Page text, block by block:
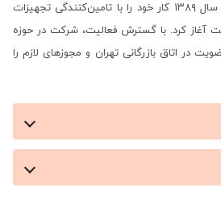
هلدینگ پترو سازه ساحل، در سال ۱۳۸۹ کار خود را با تامین‌کنندگی تجهیزات
آغاز کرد. با گسترش فعالیت، شرکت در حوزه
در اتاق بازرگانی تهران و مجوزهای لازم را